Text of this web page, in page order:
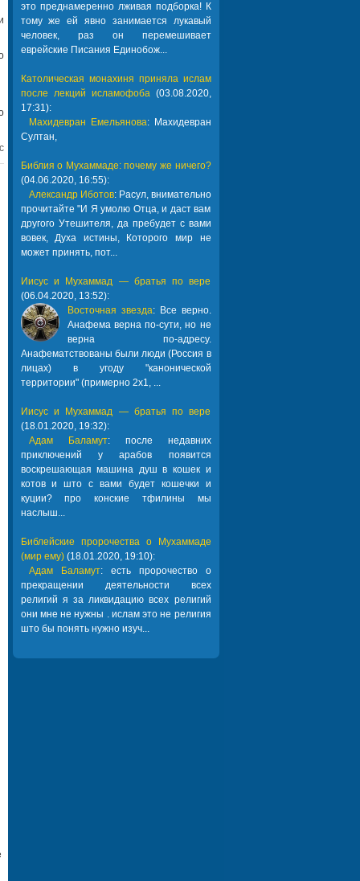
это преднамеренно лживая подборка! К
тому же ей явно занимается лукавый
человек, раз он перемешивает
еврейские Писания Единобож...
Католическая монахиня приняла ислам
после лекций исламофоба(03.08.2020,
17:31):
Махидевран Емельянова: Махидевран
Султан,
Библия о Мухаммаде: почему же ничего?
(04.06.2020, 16:55):
Александр Иботов: Расул, внимательно
прочитайте "И Я умолю Отца, и даст вам
другого Утешителя, да пребудет с вами
вовек, Духа истины, Которого мир не
может принять, пот...
Иисус и Мухаммад — братья по вере
(06.04.2020, 13:52):
Восточная звезда: Все верно.
Анафема верна по-сути, но не
верна по-адресу.
Анафематствованы были люди (Россия в
лицах) в угоду "канонической
территории" (примерно 2х1, ...
Иисус и Мухаммад — братья по вере
(18.01.2020, 19:32):
Адам Баламут: после недавних
приключений у арабов появится
воскрешающая машина душ в кошек и
котов и што с вами будет кошечки и
куции? про конские тфилины мы
наслыш...
Библейские пророчества о Мухаммаде
(мир ему)(18.01.2020, 19:10):
Адам Баламут: есть пророчество о
прекращении деятельности всех
религий я за ликвидацию всех религий
они мне не нужны . ислам это не религия
што бы понять нужно изуч...